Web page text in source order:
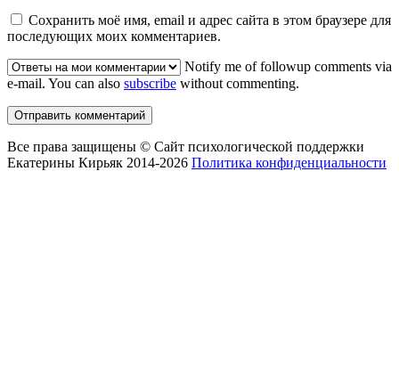
Сохранить моё имя, email и адрес сайта в этом браузере для
последующих моих комментариев.
Notify me of followup comments via
e-mail. You can also subscribe without commenting.
Все права защищены © Сайт психологической поддержки
Екатерины Кирьяк 2014-2026 Политика конфиденциальности